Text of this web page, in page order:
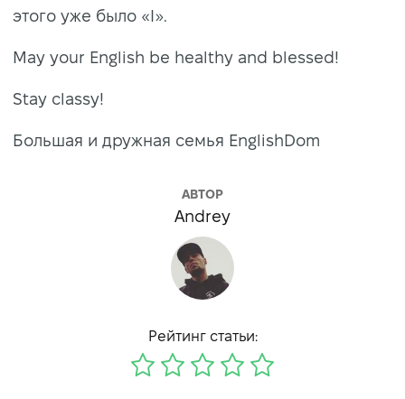
этого уже было «I».
May your English be healthy and blessed!
Stay classy!
Большая и дружная семья EnglishDom
АВТОР
Andrey
Рейтинг статьи: